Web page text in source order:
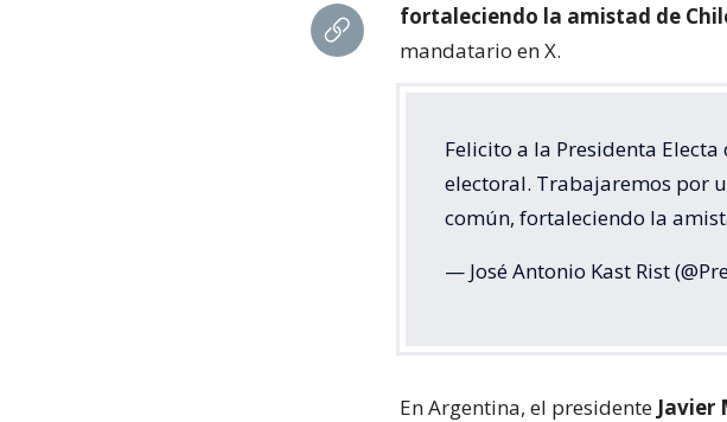
fortaleciendo la amistad de
mandatario en X.
Felicito a la Presidenta Electa
electoral. Trabajaremos por
común, fortaleciendo la
— José Antonio Kast Rist
En Argentina, el presidente Javier